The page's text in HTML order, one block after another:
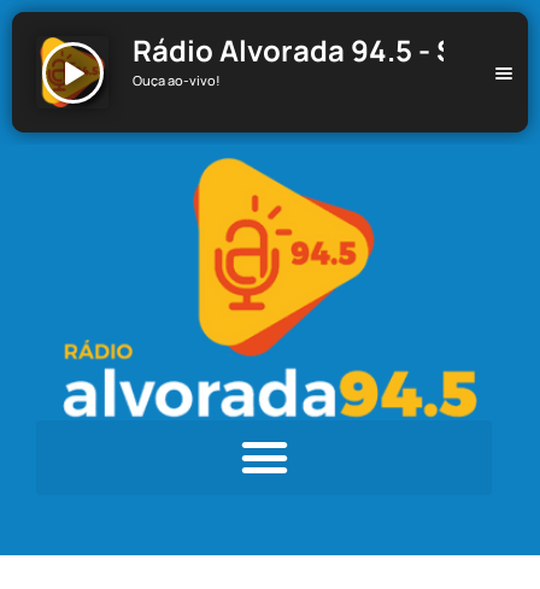
Rádio Alvorada 94.5 - Santa
Ouça ao-vivo!